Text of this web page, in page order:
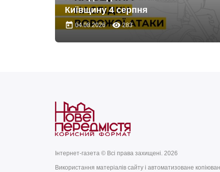
Київщину 4 серпня
today 04.08.2026 remove_red_eye283
Інтернет-газета © Всі права захищені. 2026
Використання матеріалів сайту і автоматизоване